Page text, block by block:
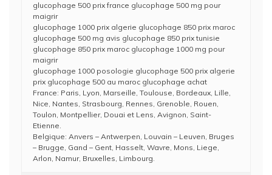
glucophage 500 prix france glucophage 500 mg pour
maigrir
glucophage 1000 prix algerie glucophage 850 prix maroc
glucophage 500 mg avis glucophage 850 prix tunisie
glucophage 850 prix maroc glucophage 1000 mg pour
maigrir
glucophage 1000 posologie glucophage 500 prix algerie
prix glucophage 500 au maroc glucophage achat
France: Paris, Lyon, Marseille, Toulouse, Bordeaux, Lille,
Nice, Nantes, Strasbourg, Rennes, Grenoble, Rouen,
Toulon, Montpellier, Douai et Lens, Avignon, Saint-
Etienne.
Belgique: Anvers – Antwerpen, Louvain – Leuven, Bruges
– Brugge, Gand – Gent, Hasselt, Wavre, Mons, Liege,
Arlon, Namur, Bruxelles, Limbourg.